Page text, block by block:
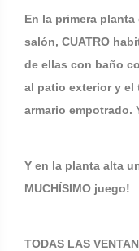
En la primera
salón, CUATRO
de ellas con baño
al patio exterior y
armario empotrado.
Y en la planta alta
MUCHÍSIMO juego!
TODAS LAS